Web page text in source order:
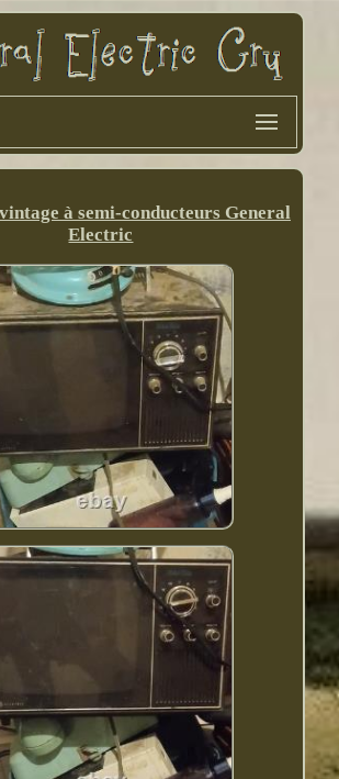
à semi-conducteurs General
Electric